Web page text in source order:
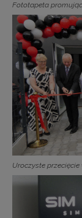
Fototapeta
Uroczyste